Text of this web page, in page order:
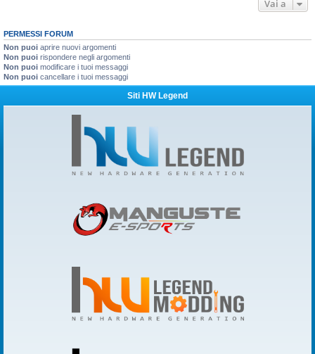
Vai a
PERMESSI FORUM
Non puoi aprire nuovi argomenti
Non puoi rispondere negli argomenti
Non puoi modificare i tuoi messaggi
Non puoi cancellare i tuoi messaggi
Siti HW Legend